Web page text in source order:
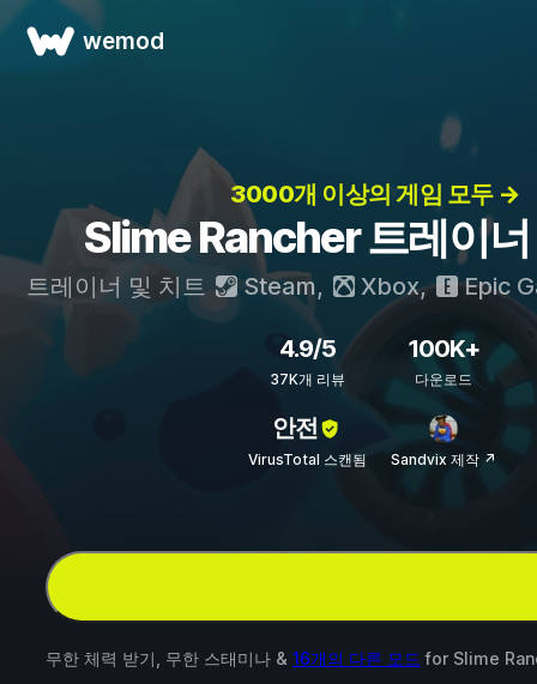
wemod
3000개 이상의 게임 모두 →
Slime Rancher 트레이너
트레이너 및 치트 Steam, Xbox, Epic
4.9/5
37K개 리뷰
100K+
다운로드
안전
VirusTotal 스캔됨 Sandvix 제작 ↗
무한 체력 받기, 무한 스태미나 & 16개의 다른 모드 for Slime